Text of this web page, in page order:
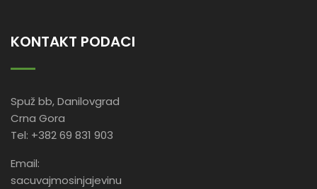
KONTAKT PODACI
Spuž bb, Danilovgrad
Crna Gora
Tel: +382 69 831 903
Email:
sacuvajmosinjajevinu